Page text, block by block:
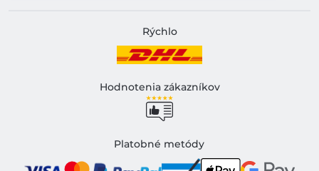
Rýchlo
Hodnotenia zákazníkov
Platobné metódy